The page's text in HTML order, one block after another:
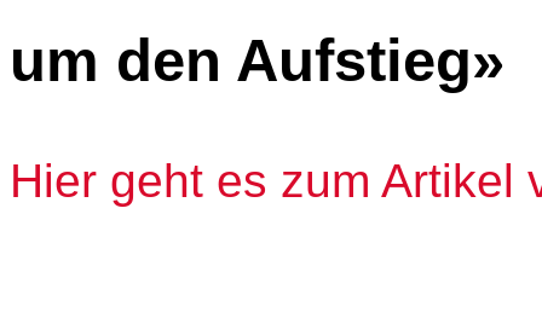
um den Aufstieg»
Hier geht es zum Artikel